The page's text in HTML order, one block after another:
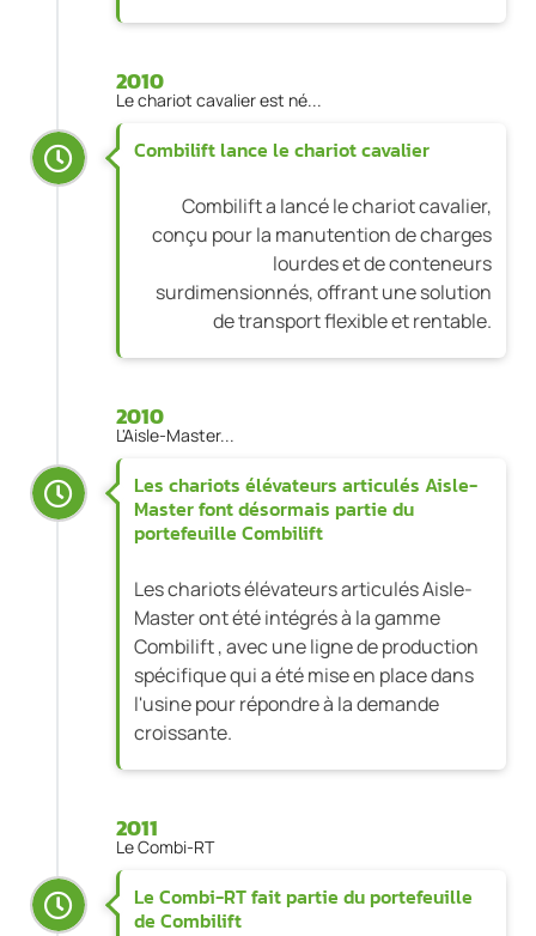
2010
Le chariot cavalier est né...
Combilift lance le chariot cavalier
Combilift a lancé le chariot cavalier,
conçu pour la manutention de charges
lourdes et de conteneurs
surdimensionnés, offrant une solution
de transport flexible et rentable.
2010
L'Aisle-Master...
Les chariots élévateurs articulés Aisle-
Master font désormais partie du
portefeuille Combilift
Les chariots élévateurs articulés Aisle-
Master ont été intégrés à la gamme
Combilift , avec une ligne de production
spécifique qui a été mise en place dans
l'usine pour répondre à la demande
croissante.
2011
Le Combi-RT
Le Combi-RT fait partie du portefeuille
de Combilift